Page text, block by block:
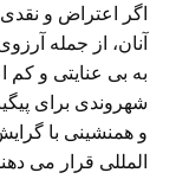
اگر اعتراض و
آنان، از جمله
به بی عنایتی و کم
شهروندی برای
و همنشینی با
المللی قرار می